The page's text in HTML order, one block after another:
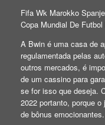
Fifa Wk Marokko
Copa Mundial De
A Bwin é uma casa de
regulamentada pelas
outros mercados, é
de um cassino para
se for isso que deseja.
2022 portanto, porque
de bônus emocionantes.